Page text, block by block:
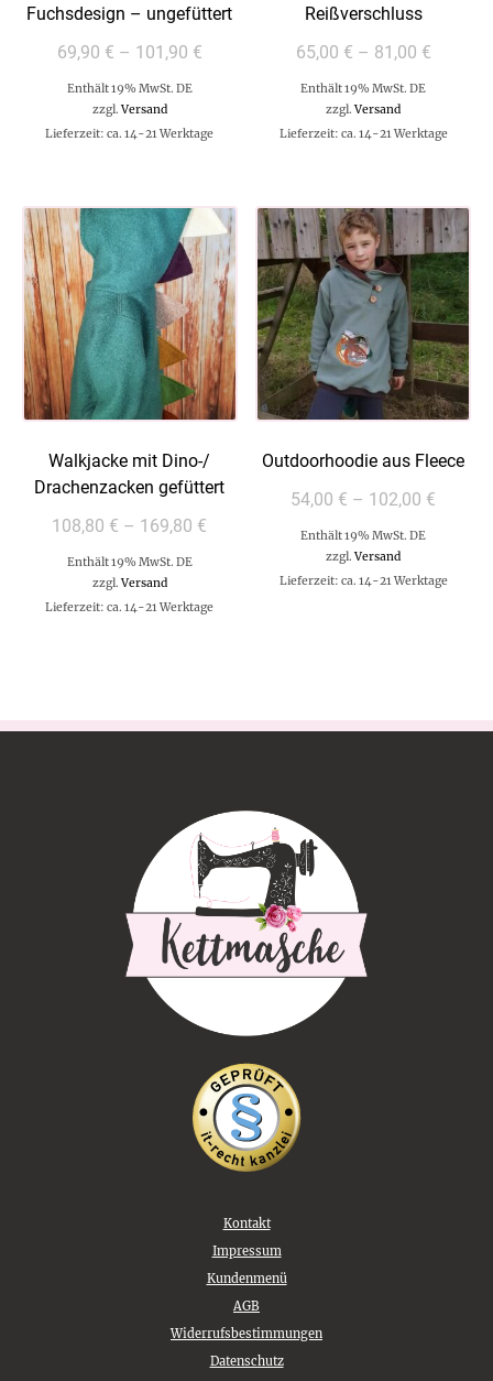
Fuchsdesign – ungefüttert
69,90 € – 101,90 €
Enthält 19% MwSt. DE
zzgl.Versand
Lieferzeit: ca. 14-21 Werktage
Reißverschluss
65,00 € – 81,00 €
Enthält 19% MwSt. DE
zzgl.Versand
Lieferzeit: ca. 14-21 Werktage
Walkjacke mit Dino-/
Drachenzacken gefüttert
108,80 € – 169,80 €
Enthält 19% MwSt. DE
zzgl.Versand
Lieferzeit: ca. 14-21 Werktage
Outdoorhoodie aus Fleece
54,00 € – 102,00 €
Enthält 19% MwSt. DE
zzgl.Versand
Lieferzeit: ca. 14-21 Werktage
Kontakt
Impressum
Kundenmenü
AGB
Widerrufsbestimmungen
Datenschutz